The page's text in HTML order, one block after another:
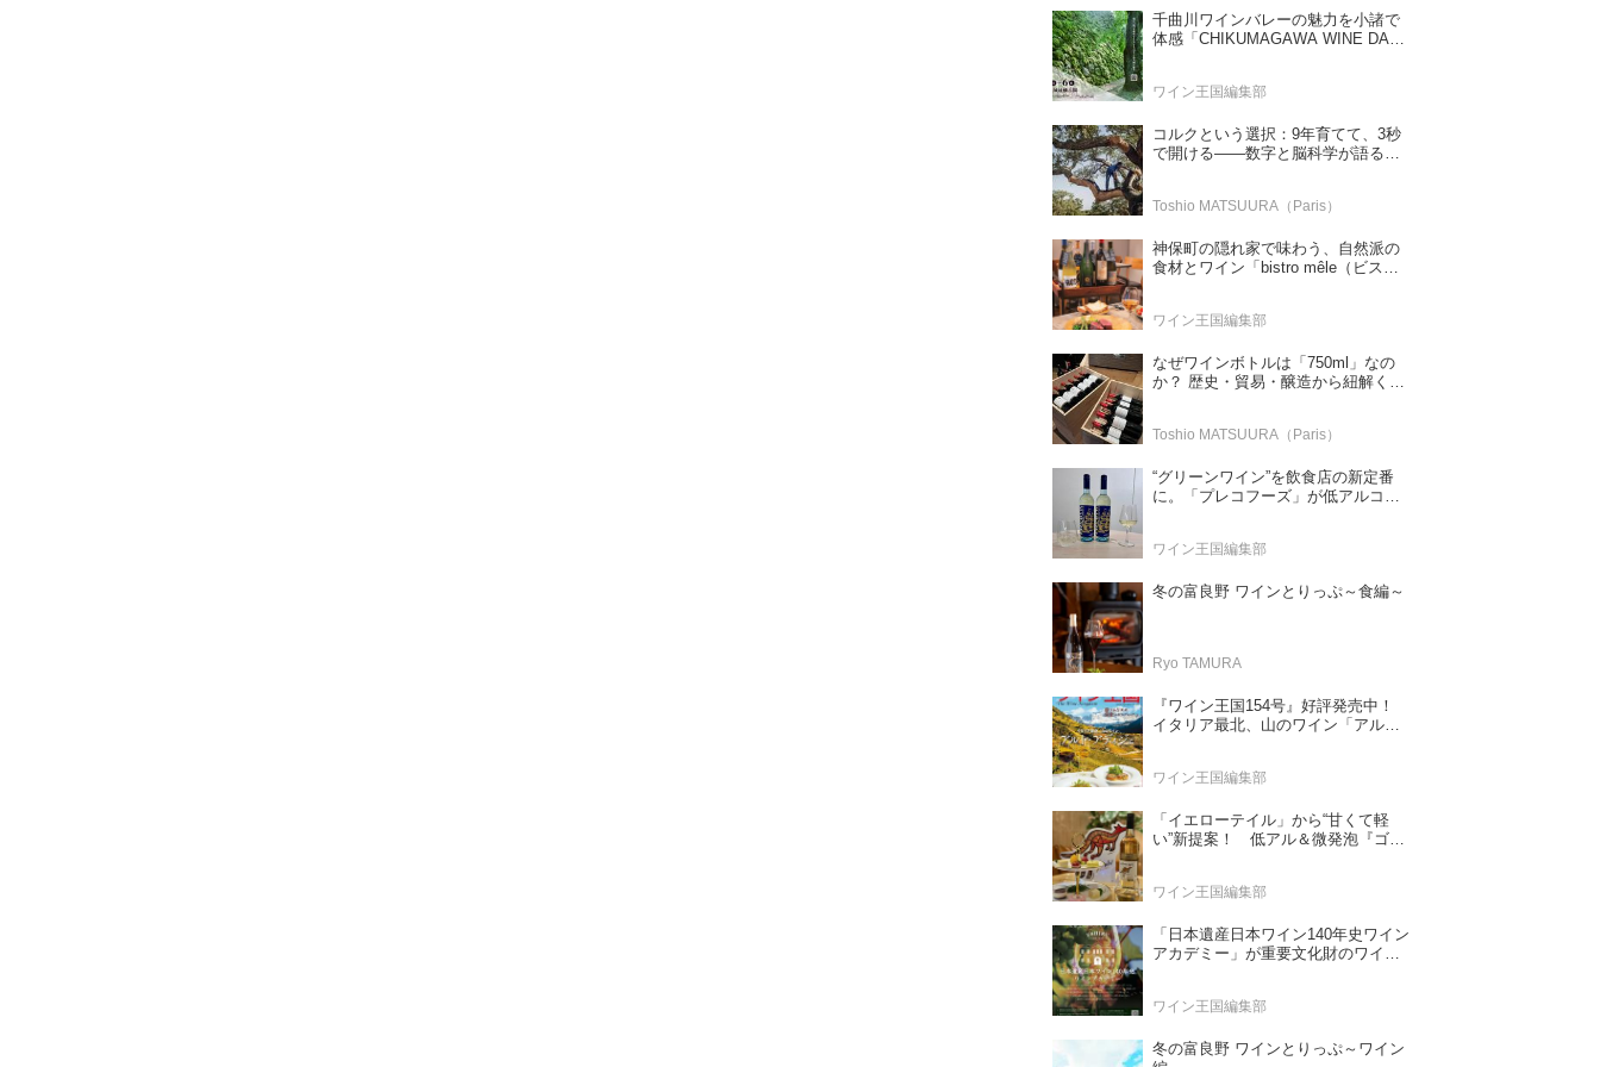
千曲川ワインバレーの魅力を小諸で
体感「CHIKUMAGAWA WINE DAYS
ワイン王国編集部
コルクという選択：9年育てて、3秒
で開ける——数字と脳科学が語る栓
Toshio MATSUURA（Paris）
神保町の隠れ家で味わう、自然派の
食材とワイン「bistro mêle（ビスト
ワイン王国編集部
なぜワインボトルは「750ml」なの
か？ 歴史・貿易・醸造から紐解く4
Toshio MATSUURA（Paris）
“グリーンワイン”を飲食店の新定番
に。「プレコフーズ」が低アルコー
ワイン王国編集部
冬の富良野 ワインとりっぷ～食編～
Ryo TAMURA
『ワイン王国154号』好評発売中！
イタリア最北、山のワイン「アル
特集「この夏の主役！ ナチュラルな
ワイン王国編集部
「イエローテイル」から“甘くて軽
い”新提案！ 低アル＆微発泡『ゴー
ワイン王国編集部
「日本遺産日本ワイン140年史ワイン
アカデミー」が重要文化財のワイナ
ワイン王国編集部
冬の富良野 ワインとりっぷ～ワイン